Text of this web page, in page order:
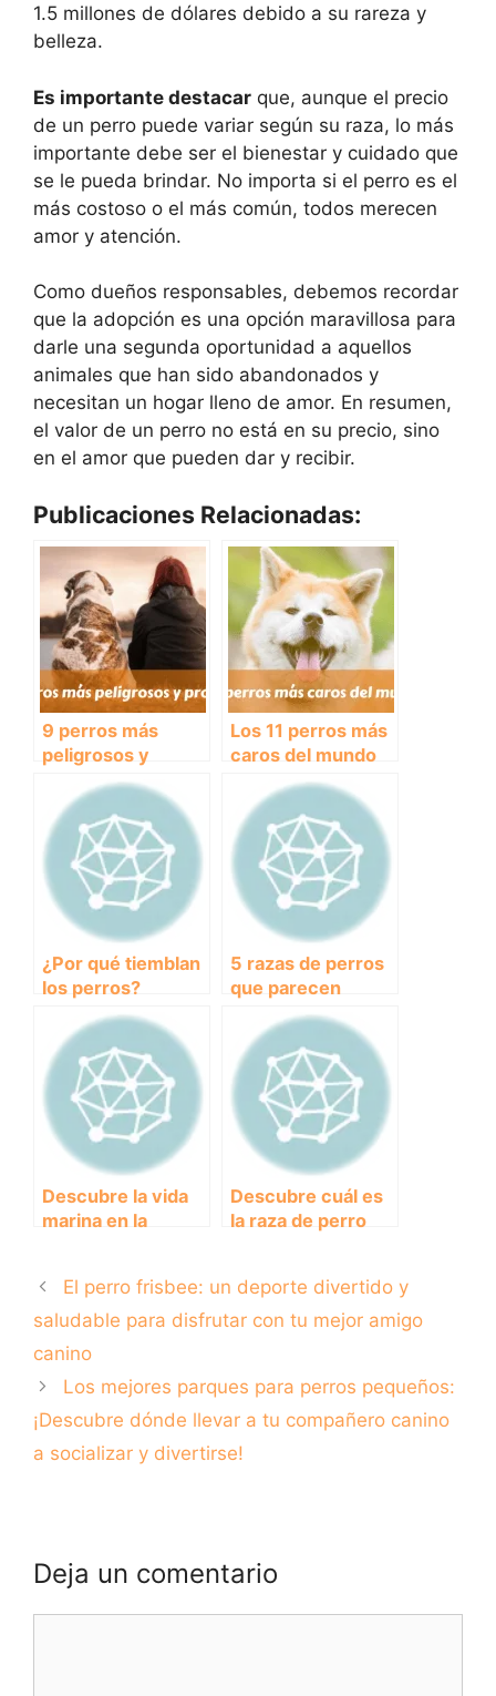
1.5 millones de dólares debido a su rareza y
belleza.
Es importante destacar que, aunque el precio
de un perro puede variar según su raza, lo más
importante debe ser el bienestar y cuidado que
se le pueda brindar. No importa si el perro es el
más costoso o el más común, todos merecen
amor y atención.
Como dueños responsables, debemos recordar
que la adopción es una opción maravillosa para
darle una segunda oportunidad a aquellos
animales que han sido abandonados y
necesitan un hogar lleno de amor. En resumen,
el valor de un perro no está en su precio, sino
en el amor que pueden dar y recibir.
Publicaciones Relacionadas:
9 perros más
peligrosos y
prohibidos
Los 11 perros más
caros del mundo
¿Por qué tiemblan
los perros?
Descubre las
causas detrás de
este
comportamiento
5 razas de perros
que parecen
auténticos lobos
salvajes
Descubre la vida
marina en la
Descubre cuál es
la raza de perro
impresionantes
características.
El perro frisbee: un deporte divertido y
saludable para disfrutar con tu mejor amigo
canino
Los mejores parques para perros pequeños:
¡Descubre dónde llevar a tu compañero canino
a socializar y divertirse!
Deja un comentario